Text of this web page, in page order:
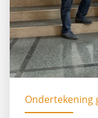
Ondertekening